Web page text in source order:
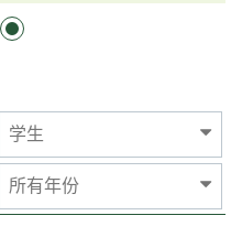
学生
所有年份